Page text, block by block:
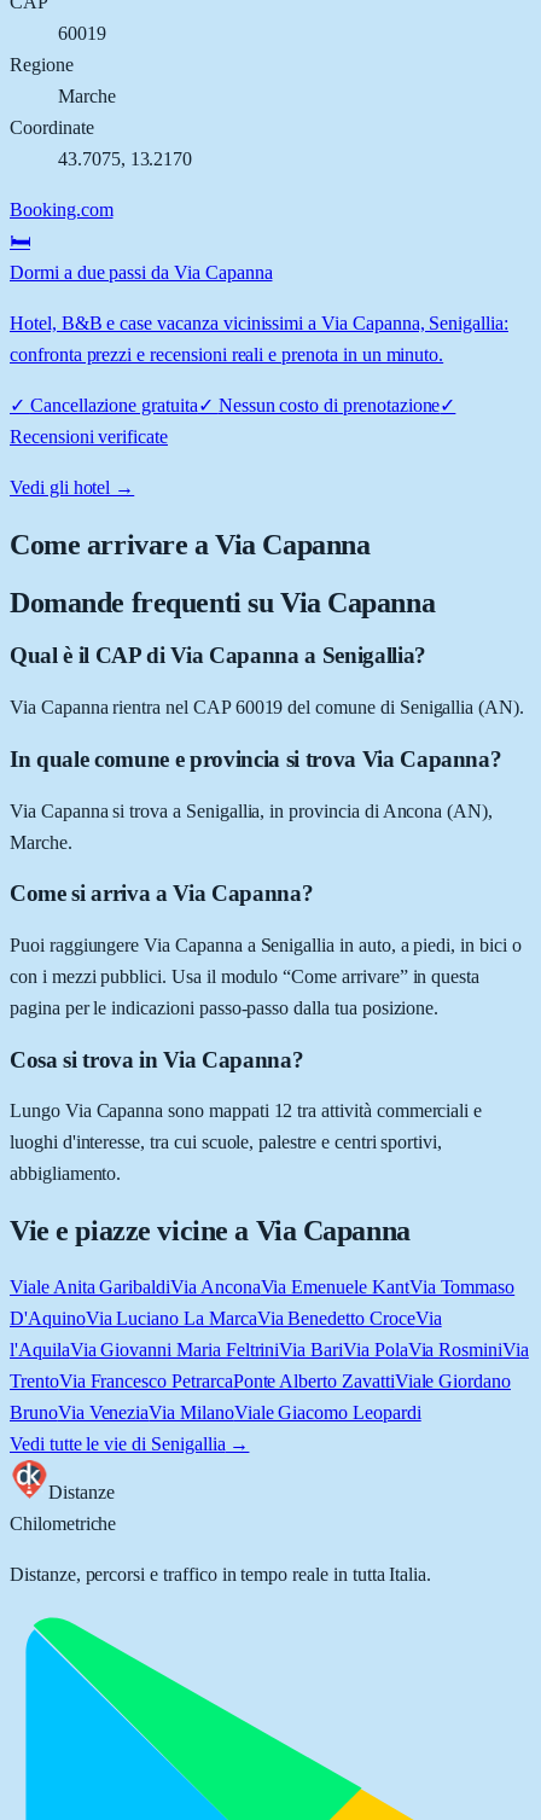
60019
Regione
Marche
Coordinate
43.7075, 13.2170
Booking.com
🛏️
Dormi a due passi da Via Capanna
Hotel, B&B e case vacanza vicinissimi a Via Capanna, Senigallia:
confronta prezzi e recensioni reali e prenota in un minuto.
✓ Cancellazione gratuita✓ Nessun costo di prenotazione✓
Recensioni verificate
Vedi gli hotel →
Come arrivare aVia Capanna
Domande frequenti su Via Capanna
Qual è il CAP di Via Capanna a Senigallia?
Via Capanna rientra nel CAP 60019 del comune di Senigallia (AN).
In quale comune e provincia si trova Via Capanna?
Via Capanna si trova a Senigallia, in provincia di Ancona (AN),
Marche.
Come si arriva a Via Capanna?
Puoi raggiungere Via Capanna a Senigallia in auto, a piedi, in bici o
con i mezzi pubblici. Usa il modulo “Come arrivare” in questa
pagina per le indicazioni passo-passo dalla tua posizione.
Cosa si trova in Via Capanna?
Lungo Via Capanna sono mappati 12 tra attività commerciali e
luoghi d'interesse, tra cui scuole, palestre e centri sportivi,
abbigliamento.
Vie e piazze vicine a Via Capanna
Viale Anita GaribaldiVia AnconaVia Emenuele KantVia Tommaso
D'AquinoVia Luciano La MarcaVia Benedetto CroceVia
l'AquilaVia Giovanni Maria FeltriniVia BariVia PolaVia RosminiVia
TrentoVia Francesco PetrarcaPonte Alberto ZavattiViale Giordano
BrunoVia VeneziaVia MilanoViale Giacomo Leopardi
Vedi tutte le vie di Senigallia →
Distanze
Chilometriche
Distanze, percorsi e traffico in tempo reale in tutta Italia.